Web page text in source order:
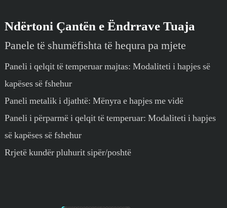
Ndërtoni Çantën e Ëndrrave Tuaja
Panele të shumëfishta të hequra pa mjete
Paneli i qelqit të temperuar majtas: Modaliteti i hapjes së
kapëses së fshehur
Paneli metalik i djathtë: Mënyra e hapjes me vidë
Paneli i përparmë i qelqit të temperuar: Modaliteti i hapjes
së kapëses së fshehur
Rrjetë kundër pluhurit sipër/poshtë